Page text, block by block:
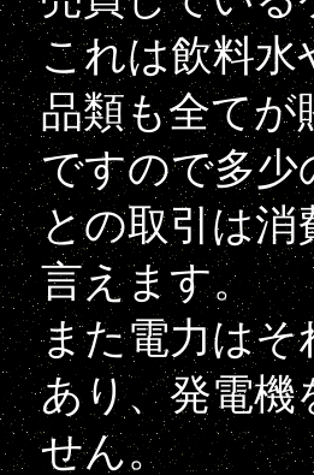
これは飲料
品類も全てが
ですので多少
との取引は消
言えます。
また電力はそ
あり、発電機
せん。